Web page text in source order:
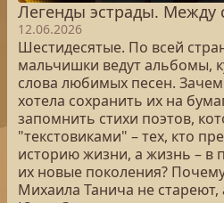
Легенды эстрады. Между
12.06.2026
Шестидесятые. По всей
мальчишки ведут альбомы,
слова любимых песен.
хотела сохранить их на
запомнить стихи поэтов,
"текстовиками" – тех, кто
историю жизни, а жизнь – в
их новые поколения?
Михаила Танича не стареют,